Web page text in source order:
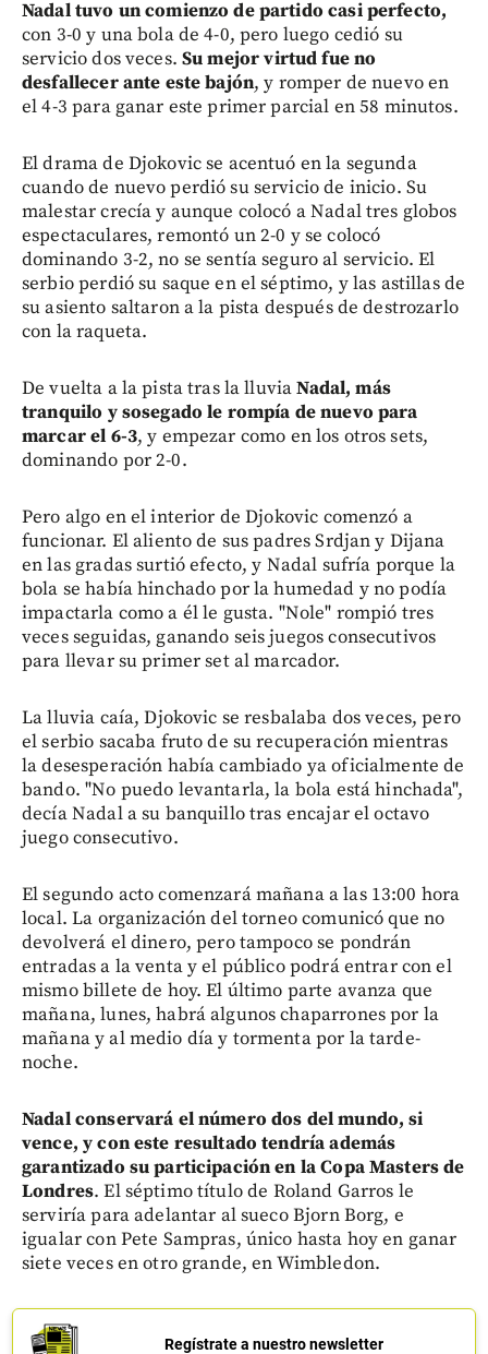
Nadal tuvo un comienzo de partido casi perfecto,
con 3-0 y una bola de 4-0, pero luego cedió su
servicio dos veces. Su mejor virtud fue no
desfallecer ante este bajón, y romper de nuevo en
el 4-3 para ganar este primer parcial en 58 minutos.
El drama de Djokovic se acentuó en la segunda
cuando de nuevo perdió su servicio de inicio. Su
malestar crecía y aunque colocó a Nadal tres globos
espectaculares, remontó un 2-0 y se colocó
dominando 3-2, no se sentía seguro al servicio. El
serbio perdió su saque en el séptimo, y las astillas de
su asiento saltaron a la pista después de destrozarlo
con la raqueta.
De vuelta a la pista tras la lluviaNadal, más
tranquilo y sosegado le rompía de nuevo para
marcar el 6-3, y empezar como en los otros sets,
dominando por 2-0.
Pero algo en el interior de Djokovic comenzó a
funcionar. El aliento de sus padres Srdjan y Dijana
en las gradas surtió efecto, y Nadal sufría porque la
bola se había hinchado por la humedad y no podía
impactarla como a él le gusta. "Nole" rompió tres
veces seguidas, ganando seis juegos consecutivos
para llevar su primer set al marcador.
La lluvia caía, Djokovic se resbalaba dos veces, pero
el serbio sacaba fruto de su recuperación mientras
la desesperación había cambiado ya oficialmente de
bando. "No puedo levantarla, la bola está hinchada",
decía Nadal a su banquillo tras encajar el octavo
juego consecutivo.
El segundo acto comenzará mañana a las 13:00 hora
local. La organización del torneo comunicó que no
devolverá el dinero, pero tampoco se pondrán
entradas a la venta y el público podrá entrar con el
mismo billete de hoy. El último parte avanza que
mañana, lunes, habrá algunos chaparrones por la
mañana y al medio día y tormenta por la tarde-
noche.
Nadal conservará el número dos del mundo, si
vence, y con este resultado tendría además
garantizado su participación en la Copa Masters de
Londres. El séptimo título de Roland Garros le
serviría para adelantar al sueco Bjorn Borg, e
igualar con Pete Sampras, único hasta hoy en ganar
siete veces en otro grande, en Wimbledon.
Regístrate a nuestro newsletter